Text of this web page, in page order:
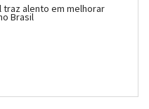
traz alento em melhorar
Brasil